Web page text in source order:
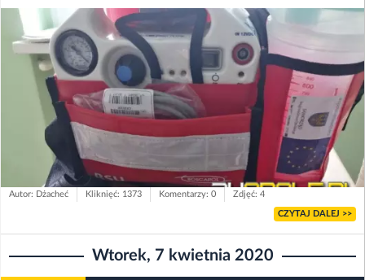
Autor: Dżacheć Kliknięć: 1373 Komentarzy: 0 Zdjęć: 4
CZYTAJ DALEJ >>
Wtorek, 7 kwietnia 2020